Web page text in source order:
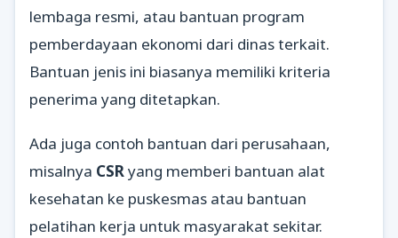
lembaga resmi, atau bantuan program
pemberdayaan ekonomi dari dinas terkait.
Bantuan jenis ini biasanya memiliki kriteria
penerima yang ditetapkan.
Ada juga contoh bantuan dari perusahaan,
misalnya CSRyang memberi bantuan alat
kesehatan ke puskesmas atau bantuan
pelatihan kerja untuk masyarakat sekitar.